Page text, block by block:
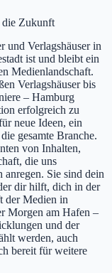
die Zukunft
und Verlagshäuser in
ist und bleibt ein
Medienlandschaft.
Verlagshäuser bis
– Hamburg
erfolgreich zu
neue Ideen, ein
gesamte Branche.
von Inhalten,
die uns
Sie sind dein
dir hilft, dich in der
der Medien in
Morgen am Hafen –
und der
werden, auch
bereit für weitere